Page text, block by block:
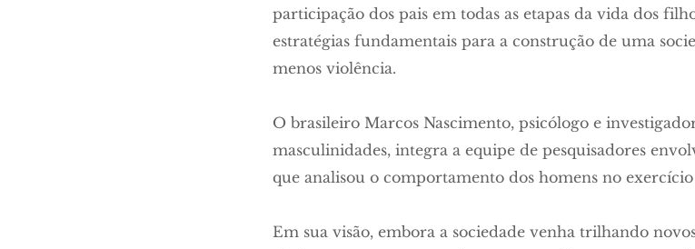
participação dos pais em todas as etapas da vida dos
estratégias fundamentais para a construção de uma
menos violência.
O brasileiro Marcos Nascimento, psicólogo e
masculinidades, integra a equipe de pesquisadores
que analisou o comportamento dos homens no
Em sua visão, embora a sociedade venha trilhando